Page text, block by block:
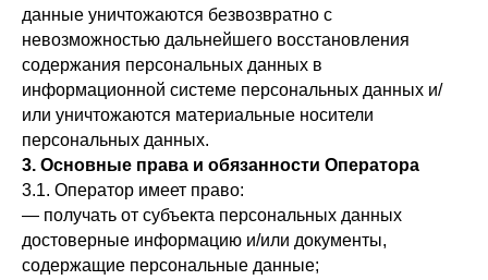
данные уничтожаются безвозвратно с
невозможностью дальнейшего восстановления
содержания персональных данных в
информационной системе персональных данных и/
или уничтожаются материальные носители
персональных данных.
3. Основные права и обязанности Оператора
3.1. Оператор имеет право:
— получать от субъекта персональных данных
достоверные информацию и/или документы,
содержащие персональные данные;